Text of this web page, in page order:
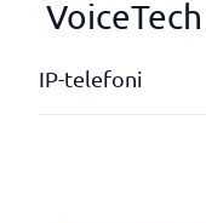
IP-telefoni